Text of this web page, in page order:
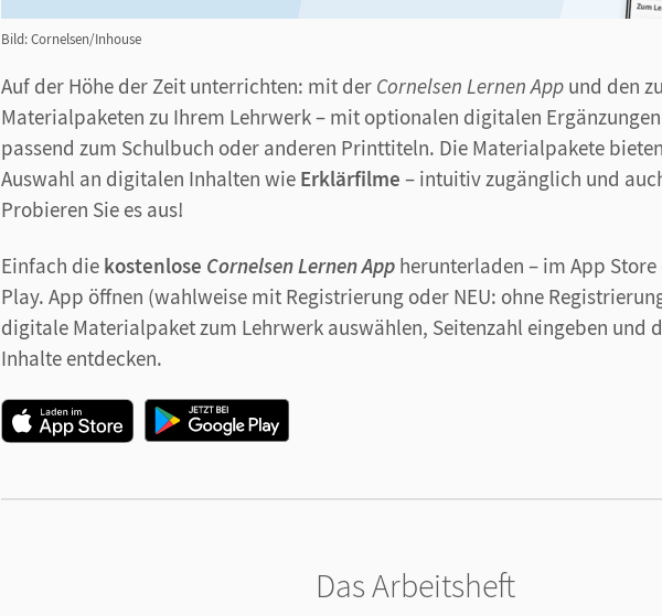
Bild: Cornelsen/Inhouse
Auf der Höhe der Zeit unterrichten: mit der Cornelsen Lernen App und den
Materialpaketen zu Ihrem Lehrwerk – mit optionalen digitalen
passend zum Schulbuch oder anderen Printtiteln. Die Materialpakete
Auswahl an digitalen Inhalten wie Erklärfilme – intuitiv zugänglich und
Probieren Sie es aus!
Einfach die kostenlose Cornelsen Lernen App herunterladen – im App
Play. App öffnen (wahlweise mit Registrierung oder NEU: ohne
digitale Materialpaket zum Lehrwerk auswählen, Seitenzahl eingeben und
Inhalte entdecken.
Das Arbeitsheft